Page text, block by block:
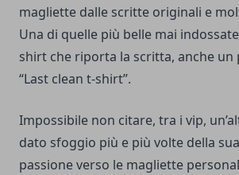
magliette dalle scritte originali e
Una di quelle più belle mai
shirt che riporta la scritta, anche un
“Last clean t-shirt”.
Impossibile non citare, tra i vip,
dato sfoggio più e più volte della
passione verso le magliette